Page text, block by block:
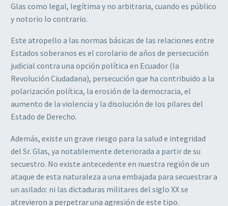
Glas como legal, legítima y no arbitraria, cuando es público
y notorio lo contrario.
Este atropello a las normas básicas de las relaciones entre
Estados soberanos es el corolario de años de persecución
judicial contra una opción política en Ecuador (la
Revolución Ciudadana), persecución que ha contribuido a la
polarización política, la erosión de la democracia, el
aumento de la violencia y la disolución de los pilares del
Estado de Derecho.
Además, existe un grave riesgo para la salud e integridad
del Sr. Glas, ya notablemente deteriorada a partir de su
secuestro. No existe antecedente en nuestra región de un
ataque de esta naturaleza a una embajada para secuestrar a
un asilado: ni las dictaduras militares del siglo XX se
atrevieron a perpetrar una agresión de este tipo.